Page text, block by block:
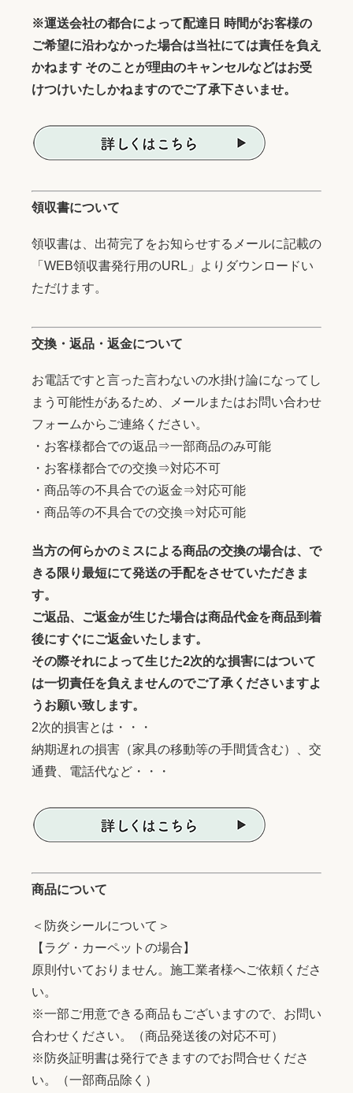
※運送会社の都合によって配達日 時間がお客様の
ご希望に沿わなかった場合は当社にては責任を負え
かねます そのことが理由のキャンセルなどはお受
けつけいたしかねますのでご了承下さいませ。
領収書について
領収書は、出荷完了をお知らせするメールに記載の
「WEB領収書発行用のURL」よりダウンロードい
ただけます。
交換・返品・返金について
お電話ですと言った言わないの水掛け論になってし
まう可能性があるため、メールまたはお問い合わせ
フォームからご連絡ください。
・お客様都合での返品⇒一部商品のみ可能
・お客様都合での交換⇒対応不可
・商品等の不具合での返金⇒対応可能
・商品等の不具合での交換⇒対応可能
当方の何らかのミスによる商品の交換の場合は、で
きる限り最短にて発送の手配をさせていただきま
す。
ご返品、ご返金が生じた場合は商品代金を商品到着
後にすぐにご返金いたします。
その際それによって生じた2次的な損害にはついて
は一切責任を負えませんのでご了承くださいますよ
うお願い致します。
2次的損害とは・・・
納期遅れの損害（家具の移動等の手間賃含む）、交
通費、電話代など・・・
商品について
＜防炎シールについて＞
【ラグ・カーペットの場合】
原則付いておりません。施工業者様へご依頼くださ
い。
※一部ご用意できる商品もございますので、お問い
合わせください。（商品発送後の対応不可）
※防炎証明書は発行できますのでお問合せくださ
い。（一部商品除く）